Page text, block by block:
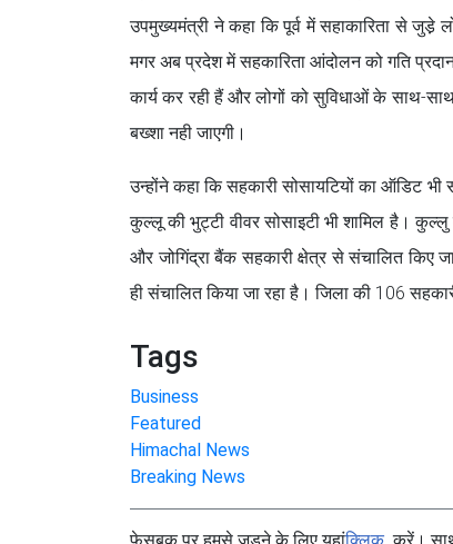
उपमुख्यमंत्री ने कहा कि पूर्व में सहाकारिता से जुडे़
मगर अब प्रदेश में सहकारिता आंदोलन को गति
कार्य कर रही हैं और लोगों को सुविधाओं के साथ-
बख्शा नही जाएगी।
उन्होंने कहा कि सहकारी सोसायटियों का ऑडिट
कुल्लू की भुट्टी वीवर सोसाइटी भी शामिल है।
और जोगिंद्रा बैंक सहकारी क्षेत्र से संचालित किए
ही संचालित किया जा रहा है। जिला की 106
Tags
Business
Featured
Himachal News
Breaking News